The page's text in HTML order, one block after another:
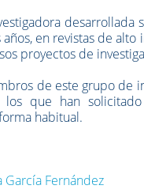
en revistas de
proyectos de
de este grupo de
que han
habitual.
García Fernández